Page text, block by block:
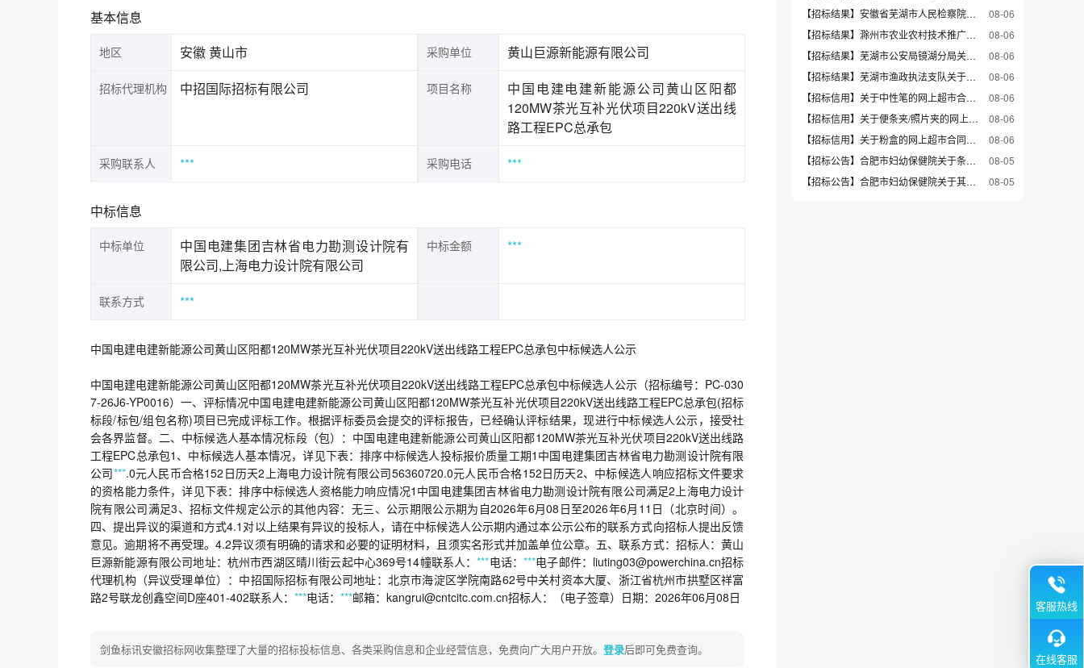
基本信息
地区 安徽 黄山市 采购单位 黄山巨源新能源有限公司
招标代理机构 中招国际招标有限公司 项目名称
中国电建电建新能源公司黄山区阳都
120MW茶光互补光伏项目220kV送出线
路工程EPC总承包
采购联系人 *** 采购电话 ***
中标信息
中标单位
中国电建集团吉林省电力勘测设计院有
限公司,上海电力设计院有限公司
中标金额 ***
联系方式 ***
中国电建电建新能源公司黄山区阳都120MW茶光互补光伏项目220kV送出线路工程EPC总承包中标候选人公示
中国电建电建新能源公司黄山区阳都120MW茶光互补光伏项目220kV送出线路工程EPC总承包中标候选人公示（招标编号：PC-030
7-26J6-YP0016）一、评标情况中国电建电建新能源公司黄山区阳都120MW茶光互补光伏项目220kV送出线路工程EPC总承包(招标
标段/标包/组包名称)项目已完成评标工作。根据评标委员会提交的评标报告，已经确认评标结果，现进行中标候选人公示，接受社
会各界监督。二、中标候选人基本情况标段（包）：中国电建电建新能源公司黄山区阳都120MW茶光互补光伏项目220kV送出线路
工程EPC总承包1、中标候选人基本情况，详见下表：排序中标候选人投标报价质量工期1中国电建集团吉林省电力勘测设计院有限
公司***.0元人民币合格152日历天2上海电力设计院有限公司56360720.0元人民币合格152日历天2、中标候选人响应招标文件要求
的资格能力条件，详见下表：排序中标候选人资格能力响应情况1中国电建集团吉林省电力勘测设计院有限公司满足2上海电力设计
院有限公司满足3、招标文件规定公示的其他内容：无三、公示期限公示期为自2026年6月08日至2026年6月11日（北京时间）。
四、提出异议的渠道和方式4.1对以上结果有异议的投标人，请在中标候选人公示期内通过本公示公布的联系方式向招标人提出反馈
意见。逾期将不再受理。4.2异议须有明确的请求和必要的证明材料，且须实名形式并加盖单位公章。五、联系方式：招标人：黄山
巨源新能源有限公司地址：杭州市西湖区晴川街云起中心369号14幢联系人：***电话：***电子邮件：liuting03@powerchina.cn招标
代理机构（异议受理单位）：中招国际招标有限公司地址：北京市海淀区学院南路62号中关村资本大厦、浙江省杭州市拱墅区祥富
路2号联龙创鑫空间D座401-402联系人： ***电话： ***邮箱：kangrui@cntcitc.com.cn招标人：（电子签章）日期：2026年06月08日
剑鱼标讯安徽招标网收集整理了大量的招标投标信息、各类采购信息和企业经营信息，免费向广大用户开放。 登录后即可免费查询。
【招标结果】安徽省芜湖市人民检察院关于U盘的网上超市采购项目成交公告
08-06
【招标结果】滁州市农业农村技术推广中心关于学科专用仪器设备的网上超市采购项目成交公告
08-06
【招标结果】芜湖市公安局镜湖分局关于键鼠套装的网上超市采购项目成交公告
08-06
【招标结果】芜湖市渔政执法支队关于粉盒的网上超市采购项目成交公告
08-06
【招标信用】关于中性笔的网上超市合同公告
08-06
【招标信用】关于便条夹/照片夹的网上超市合同公告
08-06
【招标信用】关于粉盒的网上超市合同公告
08-06
【招标公告】合肥市妇幼保健院关于条码打印机40台的竞价采购竞价公告竞价公告
08-05
【招标公告】合肥市妇幼保健院关于其它打印机30件的竞价采购竞价公告
08-05
客服热线
在线客服